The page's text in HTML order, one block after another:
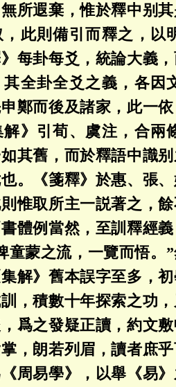
所遐棄，惟於釋中别
此則備引而釋之，以
每卦每爻，統論大義
全卦全爻之義，各因
鄭而後及諸家，此一
》引荀、虞注，合兩
其舊，而於釋語中識
。《箋釋》於惠、張
惟取所主一説著之，
體例當然，至訓釋經
童蒙之流，一覽而悟。
解》舊本誤字至多，
，積數十年探索之功
爲之發疑正讀，約文
，朗若列眉，讀者庶
周易學》，以舉《易